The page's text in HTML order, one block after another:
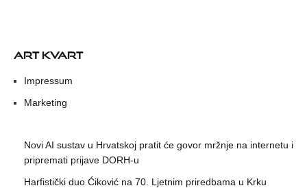
ART KVART
Impressum
Marketing
Novi AI sustav u Hrvatskoj pratit će govor mržnje na internetu i
pripremati prijave DORH-u
Harfistički duo Ćiković na 70. Ljetnim priredbama u Krku